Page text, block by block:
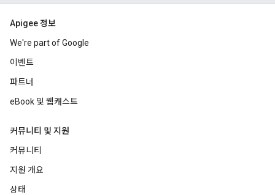
Apigee 정보
We're part of Google
이벤트
파트너
eBook 및 웹캐스트
커뮤니티 및 지원
커뮤니티
지원 개요
상태